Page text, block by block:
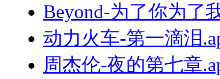
Beyond-为了你为了
动力火车-第一滴泪
周杰伦-夜的第七章